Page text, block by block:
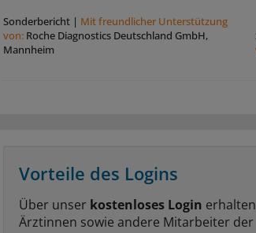
Sonderbericht | Mit freundlicher Unterstützung
von: Roche Diagnostics Deutschland GmbH,
Mannheim
Vorteile des Logins
Über unser kostenloses Login
Ärztinnen sowie andere Mitarbeiter der